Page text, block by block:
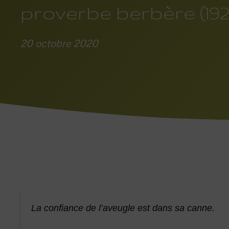
proverbe berbère
20 octobre 2020
La confiance de l’aveugle est dans sa canne.